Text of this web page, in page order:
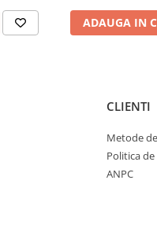
ADAUGA IN
CLIENTI
Metode
Politica
ANPC